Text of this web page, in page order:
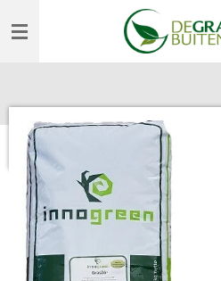
direct
hoofdinhoud